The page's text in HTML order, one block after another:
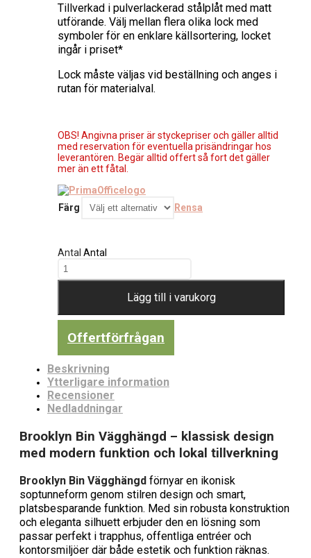
Tillverkad i pulverlackerad stålplåt med matt
utförande. Välj mellan flera olika lock med
symboler för en enklare källsortering, locket
ingår i priset*
Lock måste väljas vid beställning och anges i
rutan för materialval.
OBS! Angivna priser är styckepriser och gäller alltid
med reservation för eventuella prisändringar hos
leverantören. Begär alltid offert så fort det gäller
mer än ett fåtal.
Färg Rensa
Antal Antal
Lägg till i varukorg
Offertförfrågan
Beskrivning
Ytterligare information
Recensioner
Nedladdningar
Brooklyn Bin Vägghängd – klassisk design
med modern funktion och lokal tillverkning
Brooklyn Bin Vägghängd förnyar en ikonisk
soptunneform genom stilren design och smart,
platsbesparande funktion. Med sin robusta konstruktion
och eleganta silhuett erbjuder den en lösning som
passar perfekt i trapphus, offentliga entréer och
kontorsmiljöer där både estetik och funktion räknas.